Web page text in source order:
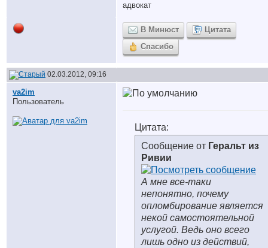
адвокат
В Минюст
Цитата
Спасибо
02.03.2012, 09:16
va2im
Пользователь
Цитата:
Сообщение от Геральт из
Ривии
А мне все-таки
непонятно, почему
опломбирование является
некой самостоятельной
услугой. Ведь оно всего
лишь одно из действий,